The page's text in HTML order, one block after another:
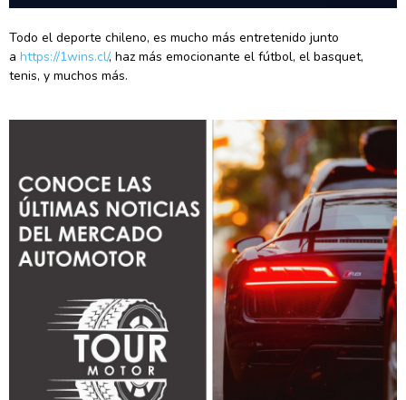
Todo el deporte chileno, es mucho más entretenido junto
a https://1wins.cl/, haz más emocionante el fútbol, el basquet,
tenis, y muchos más.